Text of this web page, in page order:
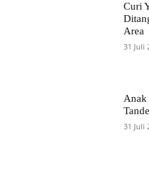
Curi
Area
31 Juli
Anak
31 Juli